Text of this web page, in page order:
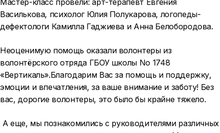
Мастер-класс провели: арт-терапевт Евгения
Василькова, психолог Юлия Полукарова, логопеды-
дефектологи Камилла Гаджиева и Анна Белобородова.
Неоценимую помощь оказали волонтеры из
волонтёрского отряда ГБОУ школы No 1748
«Вертикаль».Благодарим Вас за помощь и поддержку,
эмоции и впечатления, за ваше внимание и заботу! Без
вас, дорогие волонтеры, это было бы крайне тяжело.
А еще, мы познакомились с руководителями различных